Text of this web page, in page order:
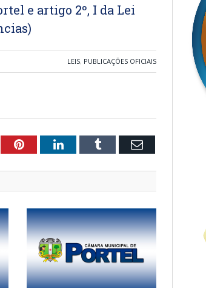
e artigo 2º, I da Lei
LEIS, PUBLICAÇÕES OFICIAIS
PinterestLinkedInTumblr Email